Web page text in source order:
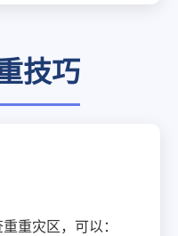
技巧
重灾区，可以：